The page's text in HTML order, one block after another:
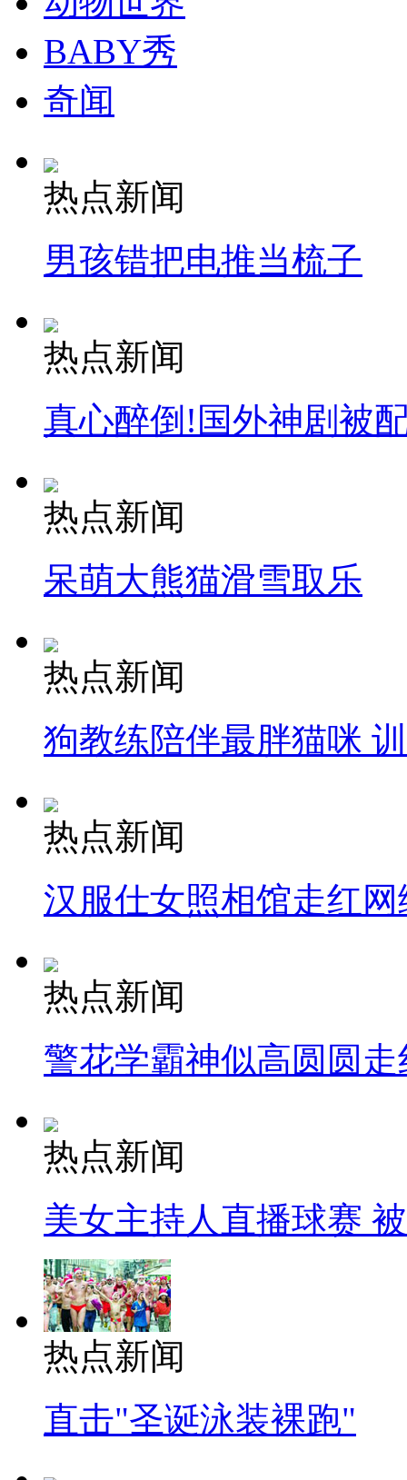
BABY秀
奇闻
热点新闻
男孩错把电推当梳子
热点新闻
真心醉倒!国外神剧被
热点新闻
呆萌大熊猫滑雪取乐
热点新闻
狗教练陪伴最胖猫咪
热点新闻
汉服仕女照相馆走红网
热点新闻
警花学霸神似高圆圆走
热点新闻
美女主持人直播球赛
热点新闻
直击"圣诞泳装裸跑"